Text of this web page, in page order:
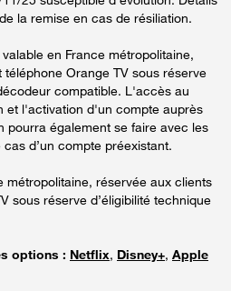
la remise en cas de résiliation.
valable en France métropolitaine,
Orange TV sous réserve
compatible. L'accès au
et l'activation d'un compte auprès
pourra également se faire avec les
d’un compte préexistant.
métropolitaine, réservée aux clients
sous réserve d’éligibilité technique
options : Netflix, Disney+, Apple